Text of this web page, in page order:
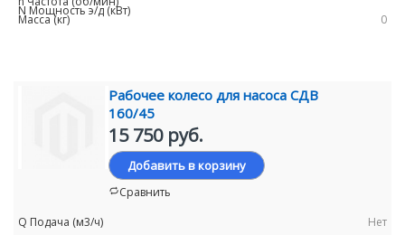
0
Рабочее колесо для насоса СДВ
160/45
15 750 руб.
Добавить в корзину
Сравнить
Нет